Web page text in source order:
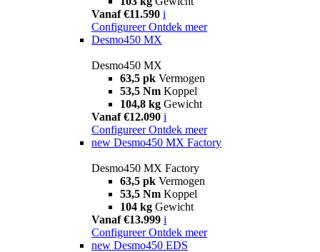
Vanaf €11.590 i
Configureer Ontdek meer
Desmo450 MX
Desmo450 MX
63,5 pk Vermogen
53,5 Nm Koppel
104,8 kg Gewicht
Vanaf €12.090 i
Configureer Ontdek meer
new Desmo450 MX Factory
Desmo450 MX Factory
63,5 pk Vermogen
53,5 Nm Koppel
104 kg Gewicht
Vanaf €13.999 i
Configureer Ontdek meer
new Desmo450 EDS